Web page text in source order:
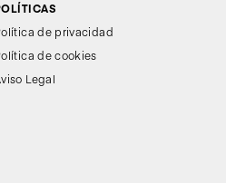
de privacidad
de cookies
Legal